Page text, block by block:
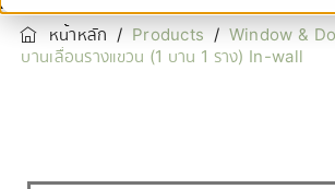
หน้าหลัก / Products / Window &
บานเลื่อนรางแขวน (1 บาน 1 ราง) In-wall